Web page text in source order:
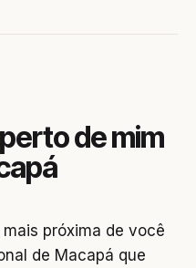
de mim
próxima de você
de Macapá que